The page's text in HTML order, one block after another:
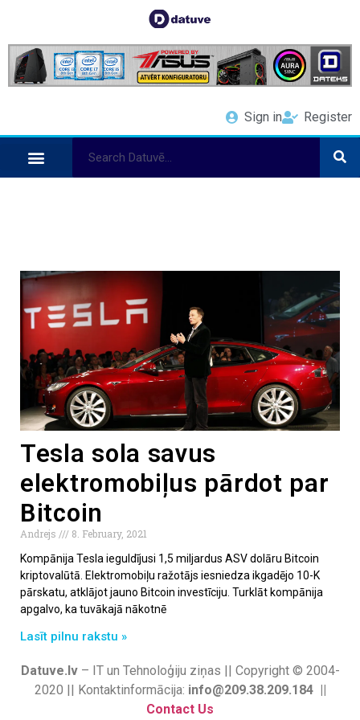
Sign in Register
Tesla sola savus
elektromobiļus pārdot par
Bitcoin
Andrejs
8. February, 2021
Kompānija Tesla ieguldījusi 1,5 miljardus ASV dolāru Bitcoin
kriptovalūtā. Elektromobiļu ražotājs iesniedza ikgadējo 10-K
pārskatu, atklājot jauno Bitcoin investīciju. Turklāt kompānija
apgalvo, ka tuvākajā nākotnē
Lasīt pilnu rakstu »
Datuve.lv– IT un Tehnoloģiju ziņas || Copyright © 2004-
2020 || Kontaktinformācija: info@209.38.209.184 ||
Contact Us